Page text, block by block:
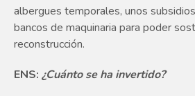
albergues temporales, unos
bancos de maquinaria para poder
reconstrucción.
ENS: ¿Cuánto se ha invertido?